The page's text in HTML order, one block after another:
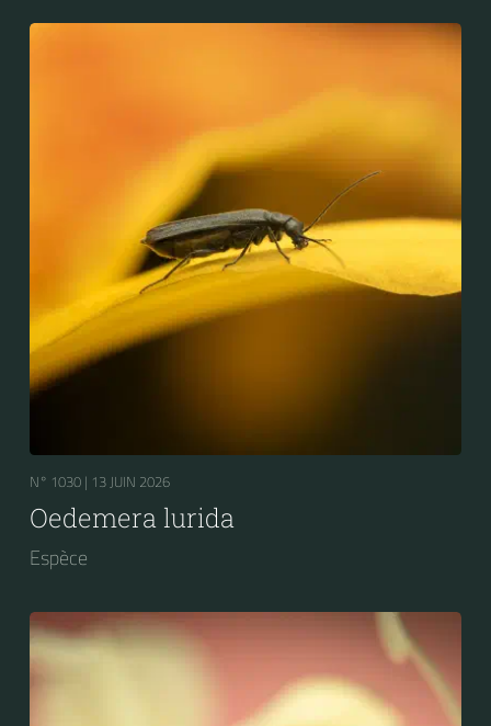
N° 1030 | 13 JUIN 2026
Oedemera lurida
Espèce